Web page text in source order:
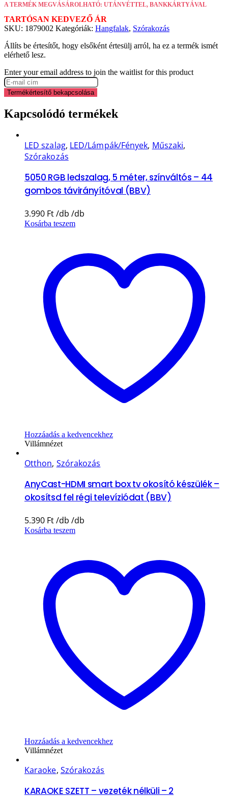
A TERMÉK MEGVÁSÁROLHATÓ: UTÁNVÉTTEL, BANKKÁRTYÁVAL
TARTÓSAN KEDVEZŐ ÁR
SKU: 1879002 Kategóriák: Hangfalak, Szórakozás
Állíts be értesítőt, hogy elsőként értesülj arról, ha ez a termék ismét
elérhető lesz.
Enter your email address to join the waitlist for this product
Termékértesítő bekapcsolása
Kapcsolódó termékek
LED szalag, LED/Lámpák/Fények, Műszaki,
Szórakozás
5050 RGB ledszalag, 5 méter, színváltós – 44
gombos távirányítóval (BBV)
3.990 Ft
Kosárba teszem
Hozzáadás a kedvencekhez
Villámnézet
Otthon, Szórakozás
AnyCast-HDMI smart box tv okosító készülék –
okosítsd fel régi televíziódat (BBV)
5.390 Ft
Kosárba teszem
Hozzáadás a kedvencekhez
Villámnézet
Karaoke, Szórakozás
KARAOKE SZETT – vezeték nélküli – 2